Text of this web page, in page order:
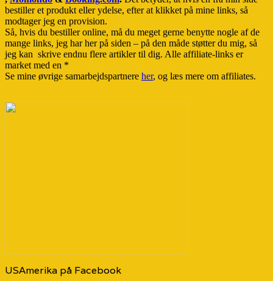
bestiller et produkt eller ydelse, efter at klikket på mine links, så
modtager jeg en provision.
Så, hvis du bestiller online, må du meget gerne benytte nogle af de
mange links, jeg har her på siden – på den måde støtter du mig, så
jeg kan skrive endnu flere artikler til dig. Alle affiliate-links er
market med en *
Se mine øvrige samarbejdspartnere her, og læs mere om affiliates.
USAmerika på Facebook